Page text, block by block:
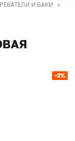
И БАКИ
-2%